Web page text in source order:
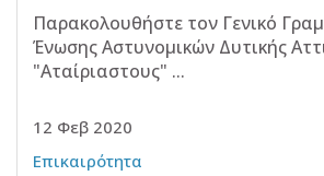
Παρακολουθήστε τον Γενικό
Ένωσης Αστυνομικών Δυτικής
"Αταίριαστους" ...
12 Φεβ 2020
Επικαιρότητα